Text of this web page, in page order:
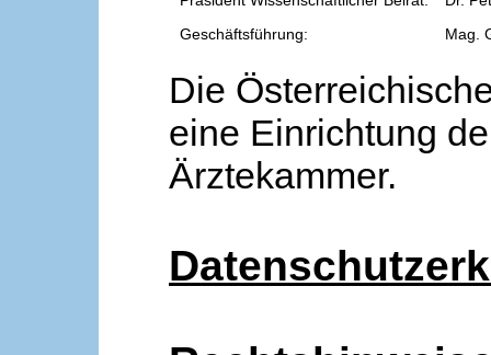
Geschäftsführung:
Mag.
Die
eine Einrichtung
Ärztekammer.